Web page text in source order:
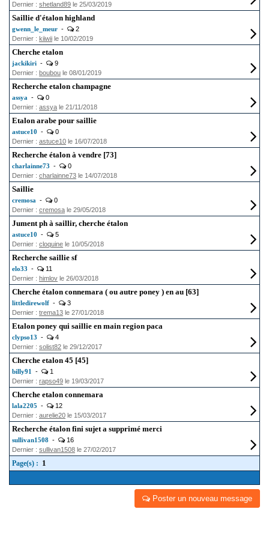
Dernier : shetland89 le 25/03/2019
Saillie d'étalon highland
gwenn_le_meur -
2
Dernier : kiiwii le 10/02/2019
Cherche etalon
jackikiri -
9
Dernier : boubou le 08/01/2019
Recherche etalon champagne
assya -
0
Dernier : assya le 21/11/2018
Etalon arabe pour saillie
astuce10 -
0
Dernier : astuce10 le 16/07/2018
Recherche étalon à vendre [73]
charlainne73 -
0
Dernier : charlainne73 le 14/07/2018
Saillie
cremosa -
0
Dernier : cremosa le 29/05/2018
Jument ph à saillir, cherche étalon
astuce10 -
5
Dernier : cloquine le 10/05/2018
Recherche saillie sf
elo33 -
11
Dernier : himlov le 26/03/2018
Cherche étalon connemara ( ou autre poney ) en au [63]
littledirewolf -
3
Dernier : trema13 le 27/01/2018
Etalon poney qui saillie en main region paca
clypso13 -
4
Dernier : solist82 le 29/12/2017
Cherche etalon 45 [45]
billy91 -
1
Dernier : rapso49 le 19/03/2017
Cherche etalon connemara
lala2205 -
12
Dernier : aurelie20 le 15/03/2017
Recherche étalon fini sujet a supprimé merci
sullivan1508 -
16
Dernier : sullivan1508 le 27/02/2017
Page(s) : 1
Poster un nouveau message